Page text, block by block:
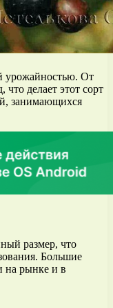
урожайностью. От
что делает этот сорт
занимающихся
размер, что
Большие
на рынке и в